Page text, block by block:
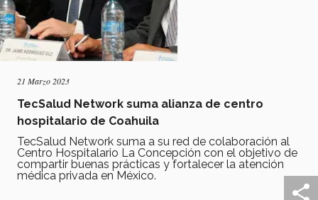
21 Marzo 2023
TecSalud Network suma alianza de centro
hospitalario de Coahuila
TecSalud Network suma a su red de colaboración al
Centro Hospitalario La Concepción con el objetivo de
compartir buenas prácticas y fortalecer la atención
médica privada en México.